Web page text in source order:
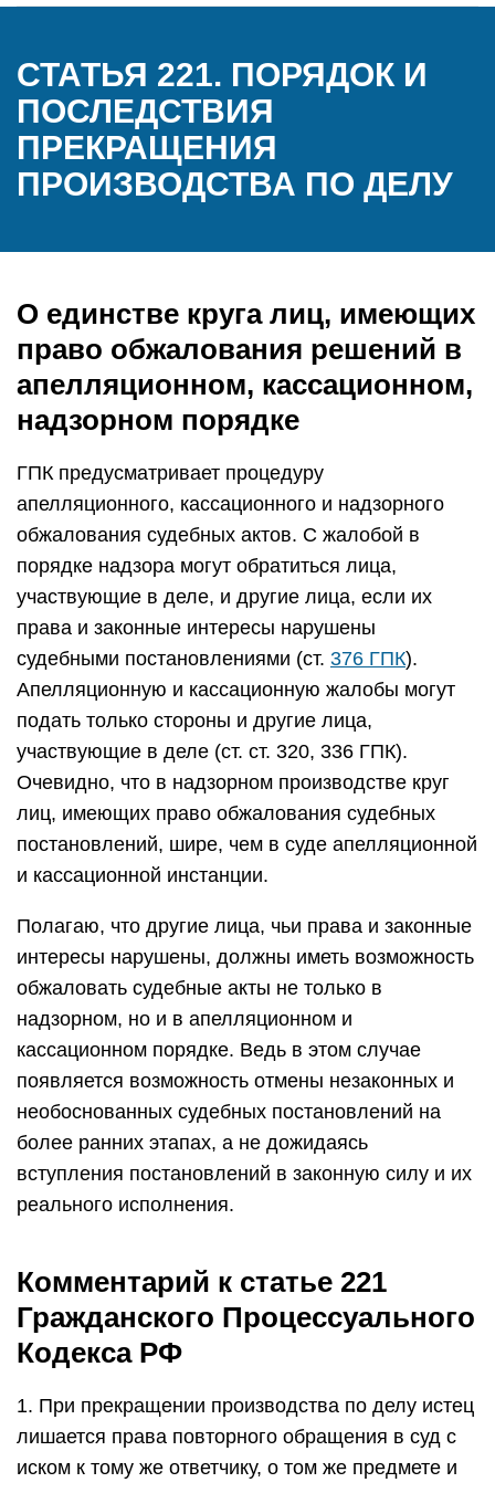
СТАТЬЯ 221. ПОРЯДОК И
ПОСЛЕДСТВИЯ
ПРЕКРАЩЕНИЯ
ПРОИЗВОДСТВА ПО ДЕЛУ
О единстве круга лиц, имеющих
право обжалования решений в
апелляционном, кассационном,
надзорном порядке
ГПК предусматривает процедуру
апелляционного, кассационного и надзорного
обжалования судебных актов. С жалобой в
порядке надзора могут обратиться лица,
участвующие в деле, и другие лица, если их
права и законные интересы нарушены
судебными постановлениями (ст. 376 ГПК).
Апелляционную и кассационную жалобы могут
подать только стороны и другие лица,
участвующие в деле (ст. ст. 320, 336 ГПК).
Очевидно, что в надзорном производстве круг
лиц, имеющих право обжалования судебных
постановлений, шире, чем в суде апелляционной
и кассационной инстанции.
Полагаю, что другие лица, чьи права и законные
интересы нарушены, должны иметь возможность
обжаловать судебные акты не только в
надзорном, но и в апелляционном и
кассационном порядке. Ведь в этом случае
появляется возможность отмены незаконных и
необоснованных судебных постановлений на
более ранних этапах, а не дожидаясь
вступления постановлений в законную силу и их
реального исполнения.
Комментарий к статье 221
Гражданского Процессуального
Кодекса РФ
1. При прекращении производства по делу истец
лишается права повторного обращения в суд с
иском к тому же ответчику, о том же предмете и